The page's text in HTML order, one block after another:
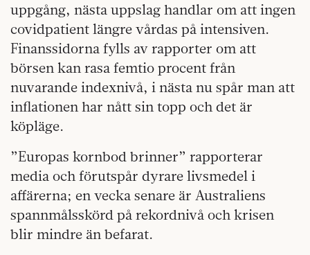
uppgång, nästa uppslag handlar om att ingen
covidpatient längre vårdas på intensiven.
Finanssidorna fylls av rapporter om att
börsen kan rasa femtio procent från
nuvarande indexnivå, i nästa nu spår man att
inflationen har nått sin topp och det är
köpläge.
”Europas kornbod brinner” rapporterar
media och förutspår dyrare livsmedel i
affärerna; en vecka senare är Australiens
spannmålsskörd på rekordnivå och krisen
blir mindre än befarat.